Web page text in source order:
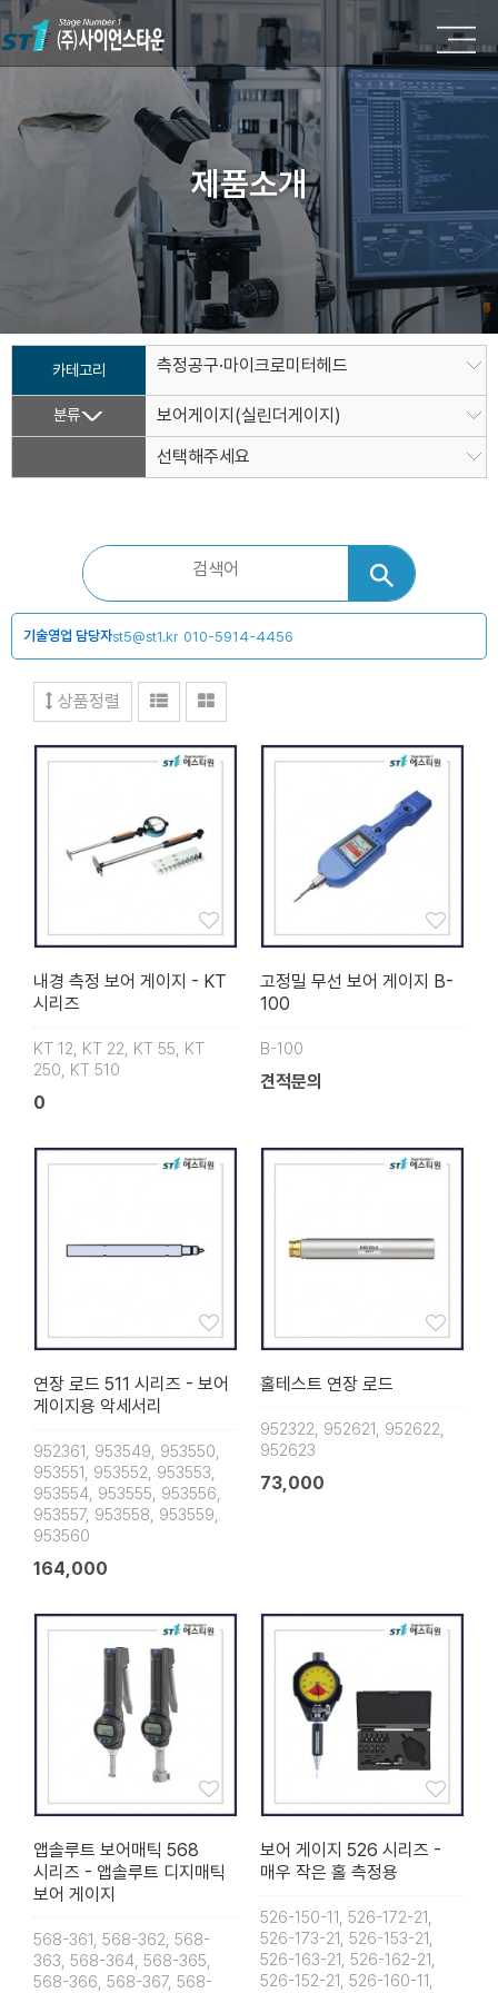
제품소개
카테고리 측정공구·마이크로미터헤드
분류
보어게이지(실린더게이지)
선택해주세요
기술영업 담당자st5@st1.kr 010-5914-4456
상품정렬
내경 측정 보어 게이지 - KT
시리즈
KT 12, KT 22, KT 55, KT
250, KT 510
0
고정밀 무선 보어 게이지 B-
100
B-100
견적문의
연장 로드 511 시리즈 - 보어
게이지용 악세서리
952361, 953549, 953550,
953551, 953552, 953553,
953554, 953555, 953556,
953557, 953558, 953559,
953560
164,000
홀테스트 연장 로드
952322, 952621, 952622,
952623
73,000
앱솔루트 보어매틱 568
시리즈 - 앱솔루트 디지매틱
보어 게이지
568-361, 568-362, 568-
363, 568-364, 568-365,
568-366, 568-367, 568-
보어 게이지 526 시리즈 -
매우 작은 홀 측정용
526-150-11, 526-172-21,
526-173-21, 526-153-21,
526-163-21, 526-162-21,
526-152-21, 526-160-11,